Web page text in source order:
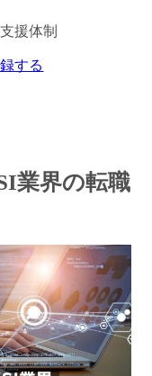
援体制
する
業界の転職